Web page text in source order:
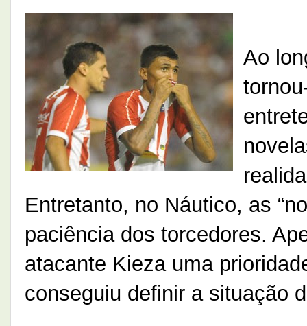
Ao
Entretanto, no Náutico, as
paciência dos torcedores.
atacante Kieza uma
conseguiu definir a situação